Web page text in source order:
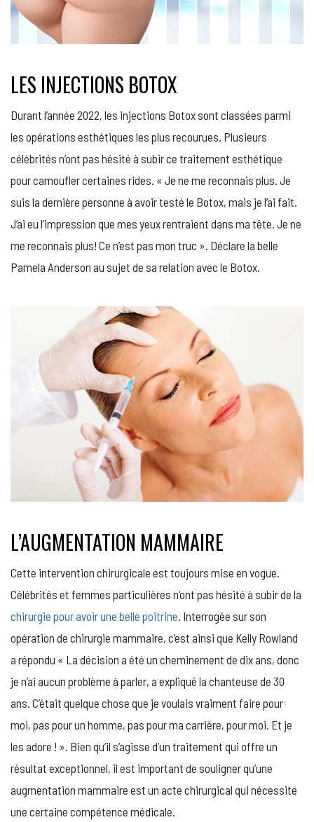
LES INJECTIONS BOTOX
Durant l’année 2022, les injections Botox sont classées parmi
les opérations esthétiques les plus recourues. Plusieurs
célébrités n’ont pas hésité à subir ce traitement esthétique
pour camoufler certaines rides. « Je ne me reconnais plus. Je
suis la dernière personne à avoir testé le Botox, mais je l’ai fait.
J’ai eu l’impression que mes yeux rentraient dans ma tête. Je ne
me reconnais plus! Ce n’est pas mon truc ». Déclare la belle
Pamela Anderson au sujet de sa relation avec le Botox.
L’AUGMENTATION MAMMAIRE
Cette intervention chirurgicale est toujours mise en vogue.
Célébrités et femmes particulières n’ont pas hésité à subir de la
chirurgie pour avoir une belle poitrine. Interrogée sur son
opération de chirurgie mammaire, c’est ainsi que Kelly Rowland
a répondu « La décision a été un cheminement de dix ans, donc
je n’ai aucun problème à parler, a expliqué la chanteuse de 30
ans. C’était quelque chose que je voulais vraiment faire pour
moi, pas pour un homme, pas pour ma carrière, pour moi. Et je
les adore ! ». Bien qu’il s’agisse d’un traitement qui offre un
résultat exceptionnel, il est important de souligner qu’une
augmentation mammaire est un acte chirurgical qui nécessite
une certaine compétence médicale.